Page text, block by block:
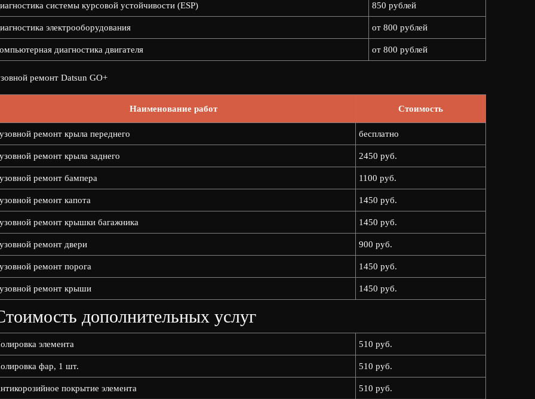
системы курсовой устойчивости (ESP) 850 рублей
электрооборудования от 800 рублей
диагностика двигателя от 800 рублей
ремонт Datsun GO+
Наименование работ Стоимость
ремонт крыла переднего бесплатно
ремонт крыла заднего 2450 руб.
ремонт бампера 1100 руб.
ремонт капота 1450 руб.
ремонт крышки багажника 1450 руб.
ремонт двери 900 руб.
ремонт порога 1450 руб.
ремонт крыши 1450 руб.
дополнительных услуг
элемента 510 руб.
фар, 1 шт. 510 руб.
покрытие элемента 510 руб.